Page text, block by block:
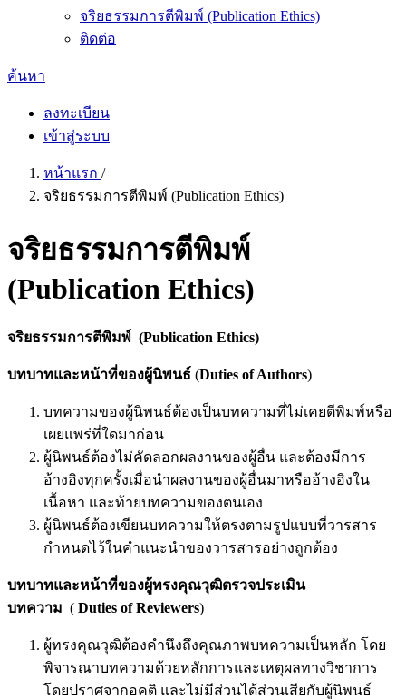
จริยธรรมการตีพิมพ์ (Publication Ethics)
ติดต่อ
ค้นหา
ลงทะเบียน
เข้าสู่ระบบ
หน้าแรก /
จริยธรรมการตีพิมพ์ (Publication Ethics)
จริยธรรมการตีพิมพ์
(Publication Ethics)
จริยธรรมการตีพิมพ์ (Publication Ethics)
บทบาทและหน้าที่ของผู้นิพนธ์ (Duties of Authors)
บทความของผู้นิพนธ์ต้องเป็นบทความที่ไม่เคยตีพิมพ์หรือ
เผยแพร่ที่ใดมาก่อน
ผู้นิพนธ์ต้องไม่คัดลอกผลงานของผู้อื่น และต้องมีการ
อ้างอิงทุกครั้งเมื่อนำผลงานของผู้อื่นมาหรืออ้างอิงใน
เนื้อหา และท้ายบทความของตนเอง
ผู้นิพนธ์ต้องเขียนบทความให้ตรงตามรูปแบบที่วารสาร
กำหนดไว้ในคำแนะนำของวารสารอย่างถูกต้อง
บทบาทและหน้าที่ของผู้ทรงคุณวุฒิตรวจประเมิน
บทความ ( Duties of Reviewers)
ผู้ทรงคุณวุฒิต้องคำนึงถึงคุณภาพบทความเป็นหลัก โดย
พิจารณาบทความด้วยหลักการและเหตุผลทางวิชาการ
โดยปราศจากอคติ และไม่มีส่วนได้ส่วนเสียกับผู้นิพนธ์